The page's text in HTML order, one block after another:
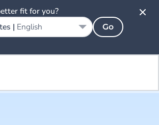
fit for you?
| English Go